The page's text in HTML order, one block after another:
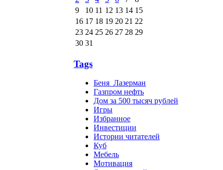
9
10 11 12 13 14 15
16 17 18 19 20 21 22
23 24 25 26 27 28 29
30 31
Tags
Беня_Лазерман
Газпром нефть
Дом за 500 тысяч рублей
Игры
Избранное
Инвестиции
Истории читателей
Куб
Мебель
Мотивация